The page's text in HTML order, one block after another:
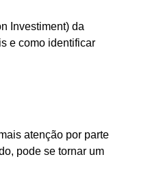
Investiment) da
e como identificar
atenção por parte
pode se tornar um